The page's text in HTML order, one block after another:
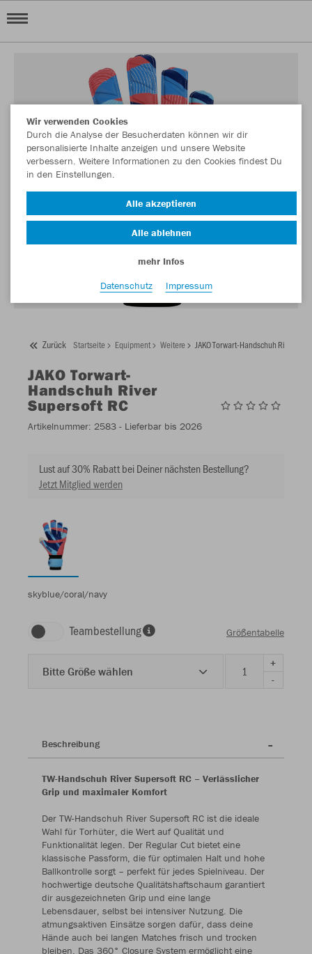
Zurück Startseite Equipment Weitere JAKO Torwart-Handschuh River
JAKO Torwart-
Handschuh River
Supersoft RC
Artikelnummer: 2583 - Lieferbar bis 2026
Lust auf 30% Rabatt bei Deiner nächsten Bestellung?
Jetzt Mitglied werden
skyblue/coral/navy
Teambestellung Größentabelle
Bitte Größe wählen
+
-
Beschreibung
TW-Handschuh River Supersoft RC – Verlässlicher
Grip und maximaler Komfort
Der TW-Handschuh River Supersoft RC ist die ideale
Wahl für Torhüter, die Wert auf Qualität und
Funktionalität legen. Der Regular Cut bietet eine
klassische Passform, die für optimalen Halt und hohe
Ballkontrolle sorgt – perfekt für jedes Spielniveau. Der
hochwertige deutsche Qualitätshaftschaum garantiert
dir ausgezeichneten Grip und eine lange
Lebensdauer, selbst bei intensiver Nutzung. Die
atmungsaktiven Einsätze sorgen dafür, dass deine
Hände auch bei langen Matches frisch und trocken
bleiben. Das 360° Closure System ermöglicht eine
Wir verwenden Cookies
Durch die Analyse der Besucherdaten können wir dir
personalisierte Inhalte anzeigen und unsere Website
verbessern. Weitere Informationen zu den Cookies findest Du
in den Einstellungen.
Alle akzeptieren
Alle ablehnen
mehr Infos
Datenschutz
Impressum